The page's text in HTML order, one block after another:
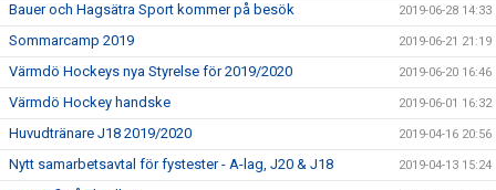
Bauer och Hagsätra Sport kommer på besök 2019-06-28 14:33
Sommarcamp 2019 2019-06-21 21:19
Värmdö Hockeys nya Styrelse för 2019/2020 2019-06-20 16:46
Värmdö Hockey handske 2019-06-01 16:32
Huvudtränare J18 2019/2020 2019-04-16 20:56
Nytt samarbetsavtal för fystester - A-lag, J20 & J18 2019-04-13 15:24